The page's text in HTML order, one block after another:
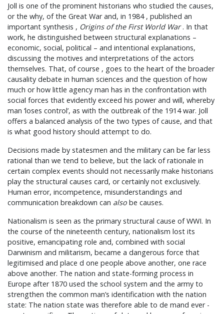
Joll is one of the prominent historians who studied the causes,
or the why, of the Great War and, in 1984 , published an
important synthesis , Origins of the First World War. In that
work, he distinguished between structural explanations –
economic, social, political – and intentional explanations,
discussing the motives and interpretations of the actors
themselves. That, of course , goes to the heart of the broader
causality debate in human sciences and the question of how
much or how little agency man has in the confrontation with
social forces that evidently exceed his power and will, whereby
man ‘loses control’, as with the outbreak of the 1914 war. Joll
offers a balanced analysis of the two types of cause, and that
is what good history should attempt to do.
Decisions made by statesmen and the military can be far less
rational than we tend to believe, but the lack of rationale in
certain complex events should not necessarily make historians
play the structural causes card, or certainly not exclusively.
Human error, incompetence, misunderstandings and
communication breakdown can also be causes.
Nationalism is seen as the primary structural cause of WWI. In
the course of the nineteenth century, nationalism lost its
positive, emancipating role and, combined with social
Darwinism and militarism, became a dangerous force that
legitimised and place d one people above another, one race
above another. The nation and state-forming process in
Europe after 1870 used the school system and the army to
strengthen the common man’s identification with the nation
state: The nation state was therefore able to de mand ever -